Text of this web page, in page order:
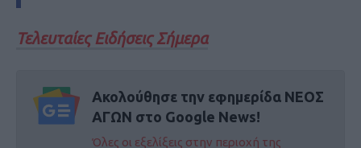
Τελευταίες Ειδήσεις Σήμερα
Ακολούθησε την εφημερίδα ΝΕΟΣ
ΑΓΩΝ στο Google News!
Όλες οι εξελίξεις στην περιοχή της